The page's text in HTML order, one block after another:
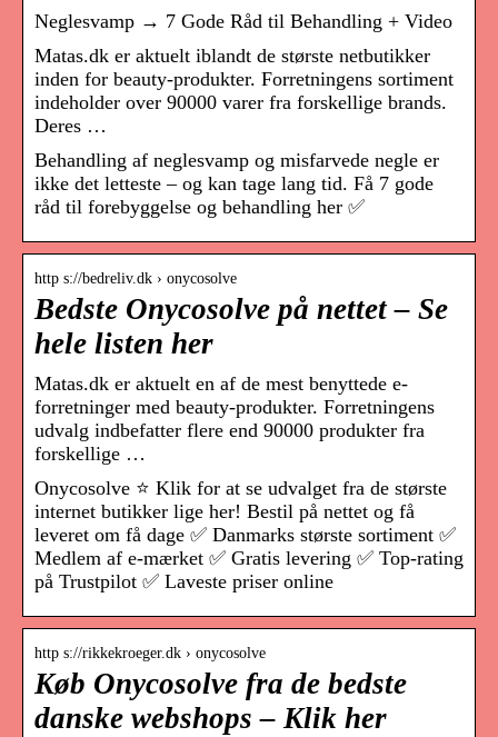
Neglesvamp → 7 Gode Råd til Behandling + Video
Matas.dk er aktuelt iblandt de største netbutikker
inden for beauty-produkter. Forretningens sortiment
indeholder over 90000 varer fra forskellige brands.
Deres …
Behandling af neglesvamp og misfarvede negle er
ikke det letteste – og kan tage lang tid. Få 7 gode
råd til forebyggelse og behandling her ✅
http s://bedreliv.dk › onycosolve
Bedste Onycosolve på nettet – Se
hele listen her
Matas.dk er aktuelt en af de mest benyttede e-
forretninger med beauty-produkter. Forretningens
udvalg indbefatter flere end 90000 produkter fra
forskellige …
Onycosolve ⭐ Klik for at se udvalget fra de største
internet butikker lige her! Bestil på nettet og få
leveret om få dage ✅ Danmarks største sortiment ✅
Medlem af e-mærket ✅ Gratis levering ✅ Top-rating
på Trustpilot ✅ Laveste priser online
http s://rikkekroeger.dk › onycosolve
Køb Onycosolve fra de bedste
danske webshops – Klik her